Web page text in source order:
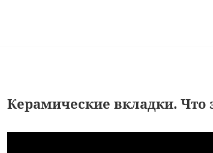
Керамические вкладки. Что